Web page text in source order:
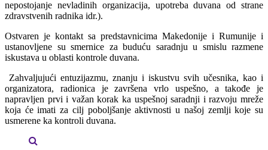
nepostojanje nevladinih organizacija, upotreba duvana od strane
zdravstvenih radnika idr.).
Ostvaren je kontakt sa predstavnicima Makedonije i Rumunije i
ustanovljene su smernice za buduću saradnju u smislu razmene
iskustava u oblasti kontrole duvana.
Zahvaljujući entuzijazmu, znanju i iskustvu svih učesnika, kao i
organizatora, radionica je završena vrlo uspešno, a takođe je
napravljen prvi i važan korak ka uspešnoj saradnji i razvoju mreže
koja će imati za cilj poboljšanje aktivnosti u našoj zemlji koje su
usmerene ka kontroli duvana.